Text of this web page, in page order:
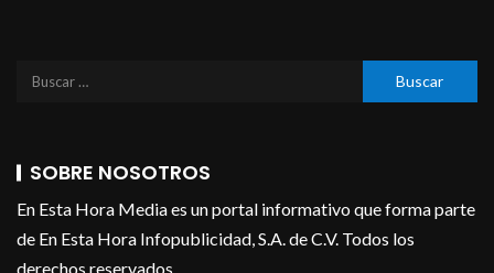
SOBRE NOSOTROS
En Esta Hora Media es un portal informativo que forma parte
de En Esta Hora Infopublicidad, S.A. de C.V. Todos los
derechos reservados.